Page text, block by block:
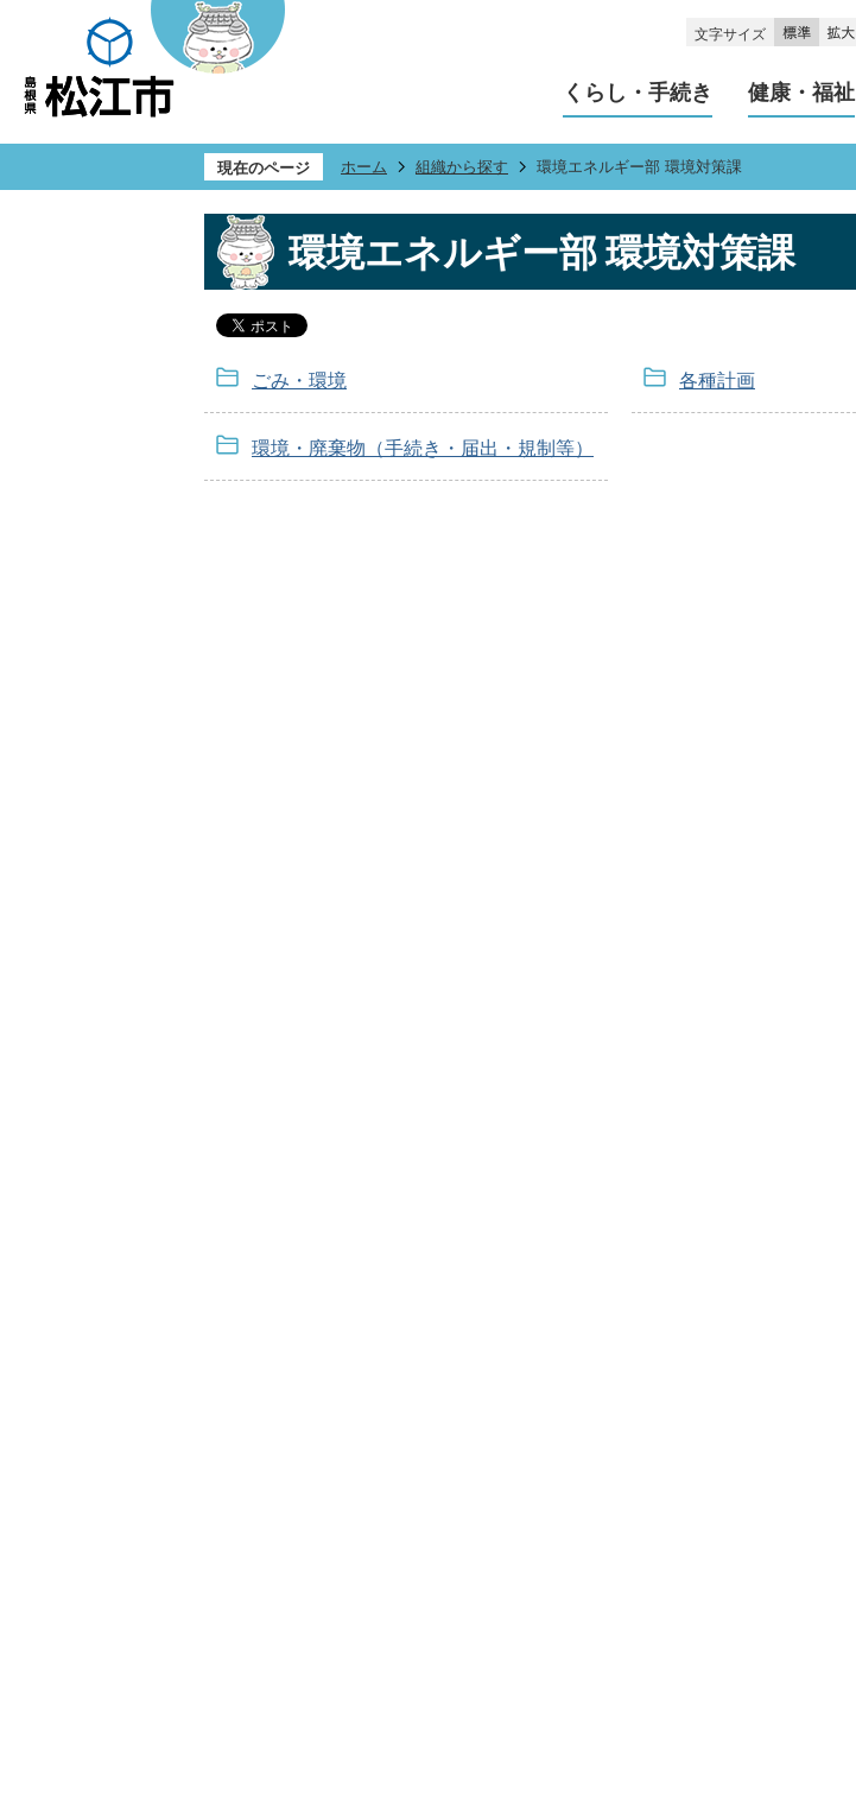
文字サイズ
くらし・手続き 健康・福祉
現在のページ ホーム 組織から探す 環境エネルギー部 環境対策課
環境エネルギー部 環境対策課
ごみ・環境 各種計画
環境・廃棄物（手続き・届出・規制等）